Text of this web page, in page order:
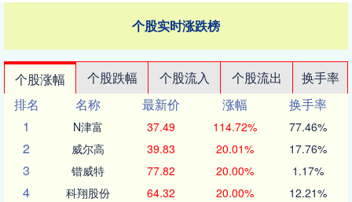
个股实时涨跌榜
个股涨幅 个股跌幅 个股流入 个股流出
换手率
排名
名称 最新价 涨幅
换手率
1
N津富 37.49 114.72% 77.46%
2 威尔高 39.83 20.01% 17.76%
3 锴威特 77.82 20.00% 1.17%
4 科翔股份 64.32 20.00% 12.21%